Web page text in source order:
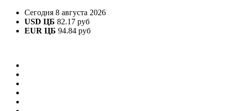
Сегодня 8 августа 2026
USD ЦБ 82.17 руб
EUR ЦБ 94.84 руб